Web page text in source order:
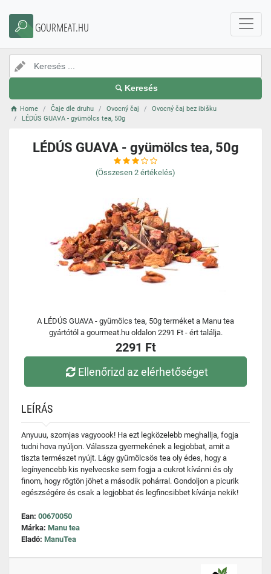
GOURMEAT.HU
Keresés
Home Čaje dle druhu Ovocný čaj
Ovocný čaj bez ibišku
LÉDÚS GUAVA - gyümölcs tea, 50g
LÉDÚS GUAVA - gyümölcs tea, 50g
(Összesen 2 értékelés)
A LÉDÚS GUAVA - gyümölcs tea, 50g terméket a Manu tea
gyártótól a gourmeat.hu oldalon 2291 Ft - ért találja.
2291 Ft
Ellenőrizd az elérhetőséget
LEÍRÁS
Anyuuu, szomjas vagyoook! Ha ezt legközelebb meghallja, fogja
tudni hova nyúljon. Válassza gyermekének a legjobbat, amit a
tiszta természet nyújt. Lágy gyümölcsös tea oly édes, hogy a
legínyencebb kis nyelvecske sem fogja a cukrot kívánni és oly
finom, hogy rögtön jöhet a második pohárral. Gondoljon a picurik
egészségére és csak a legjobbat és legfincsibbet kívánja nekik!
Ean: 00670050
Márka: Manu tea
Eladó: ManuTea